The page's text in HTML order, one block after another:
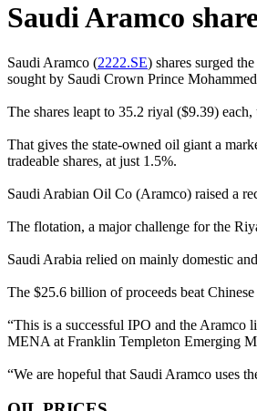
Saudi Aramco
Saudi Aramco (2222.SE) shares surged
sought by Saudi Crown Prince
The shares leapt to 35.2 riyal ($9.39)
That gives the state-owned oil giant a
tradeable shares, at just 1.5%.
Saudi Arabian Oil Co (Aramco) raised a
The flotation, a major challenge for the
Saudi Arabia relied on mainly domestic
The $25.6 billion of proceeds beat
“This is a successful IPO and the Aramco
MENA at Franklin Templeton Emerging
“We are hopeful that Saudi Aramco uses